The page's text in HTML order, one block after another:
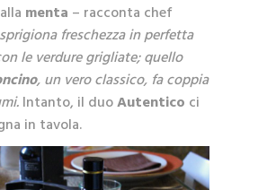
menta – racconta chef
sprigiona freschezza in perfetta
le verdure grigliate; quello
, un vero classico, fa coppia
Intanto, il duoAutentico ci
in tavola.